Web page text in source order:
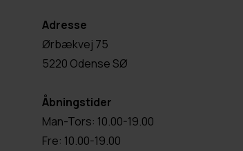
Adresse
Ørbækvej 75
5220 Odense SØ
Åbningstider
Man-Tors: 10.00-19.00
Fre: 10.00-19.00